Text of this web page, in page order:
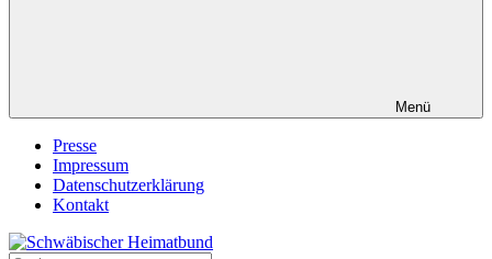
Menü
Presse
Impressum
Datenschutzerklärung
Kontakt